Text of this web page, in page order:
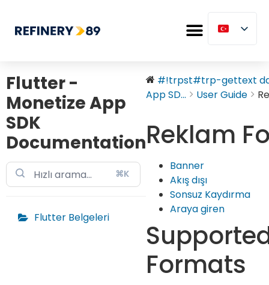
Flutter -
Monetize App
SDK
Documentation
⌘K
Flutter Belgeleri
#!trpst#trp-gettext
App SD...
User Guide
Reklam
Banner
Akış dışı
Sonsuz Kaydırma
Araya giren
Formats